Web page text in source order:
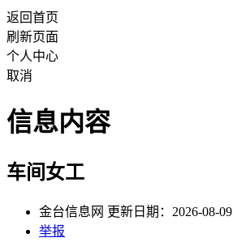
返回首页
刷新页面
个人中心
取消
信息内容
车间女工
金台信息网 更新日期：2026-08-09
举报